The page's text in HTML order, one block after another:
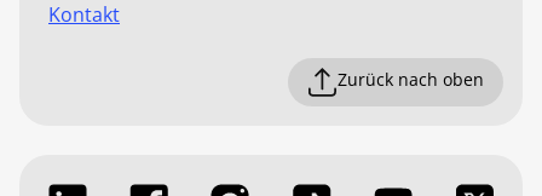
Kontakt
Zurück nach oben